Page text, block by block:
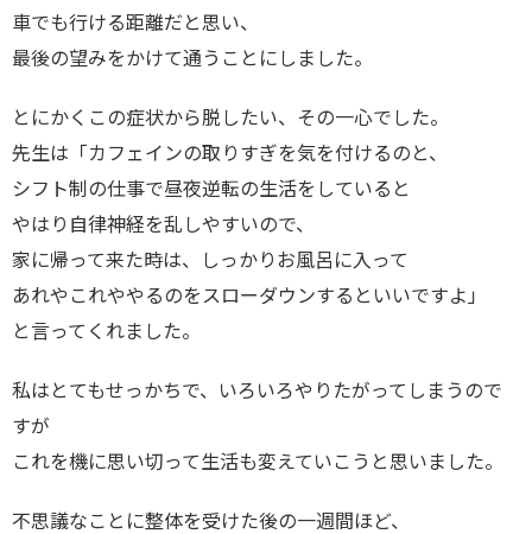
車でも行ける距離だと思い、
最後の望みをかけて通うことにしました。
とにかくこの症状から脱したい、その一心でした。
先生は「カフェインの取りすぎを気を付けるのと、
シフト制の仕事で昼夜逆転の生活をしていると
やはり自律神経を乱しやすいので、
家に帰って来た時は、しっかりお風呂に入って
あれやこれややるのをスローダウンするといいですよ」
と言ってくれました。
私はとてもせっかちで、いろいろやりたがってしまうので
すが
これを機に思い切って生活も変えていこうと思いました。
不思議なことに整体を受けた後の一週間ほど、